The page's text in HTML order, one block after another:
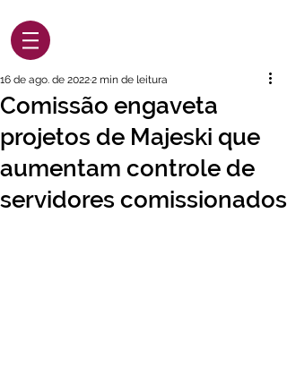
Comissão engaveta
projetos de Majeski que
aumentam controle de
servidores comissionados
16 de ago. de 20222 min de leitura